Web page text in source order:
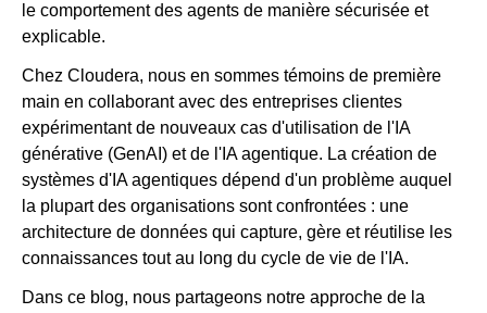
le comportement des agents de manière sécurisée et
explicable.
Chez Cloudera, nous en sommes témoins de première
main en collaborant avec des entreprises clientes
expérimentant de nouveaux cas d'utilisation de l'IA
générative (GenAI) et de l'IA agentique. La création de
systèmes d'IA agentiques dépend d'un problème auquel
la plupart des organisations sont confrontées : une
architecture de données qui capture, gère et réutilise les
connaissances tout au long du cycle de vie de l'IA.
Dans ce blog, nous partageons notre approche de la